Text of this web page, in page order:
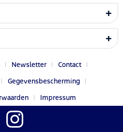
Newsletter
Contact
Gegevensbescherming
Impressum